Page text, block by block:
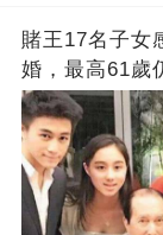
賭王17名子女
婚，最高61歲